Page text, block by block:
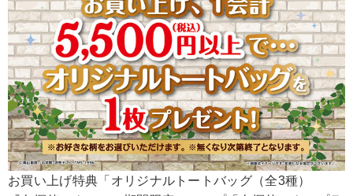
お買い上げ特典「オリジナルトートバッグ（全3種）